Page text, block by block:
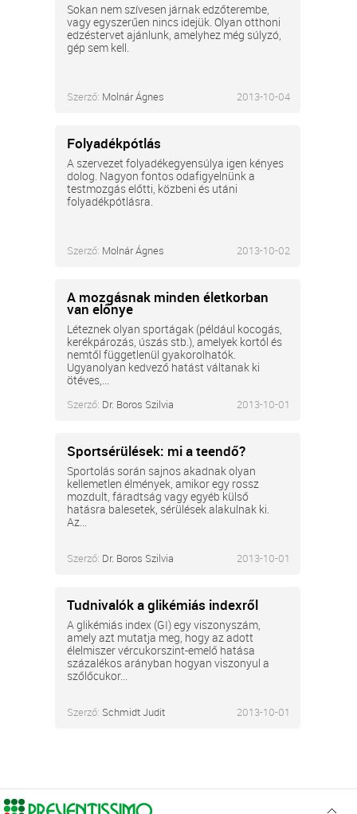
Sokan nem szívesen járnak edzőterembe,
vagy egyszerűen nincs idejük. Olyan otthoni
edzéstervet ajánlunk, amelyhez még súlyzó,
gép sem kell.
Szerző: Molnár Ágnes 2013-10-04
Folyadékpótlás
A szervezet folyadékegyensúlya igen kényes
dolog. Nagyon fontos odafigyelnünk a
testmozgás előtti, közbeni és utáni
folyadékpótlásra.
Szerző: Molnár Ágnes 2013-10-02
A mozgásnak minden életkorban
van előnye
Léteznek olyan sportágak (például kocogás,
kerékpározás, úszás stb.), amelyek kortól és
nemtől függetlenül gyakorolhatók.
Ugyanolyan kedvező hatást váltanak ki
ötéves,...
Szerző: Dr. Boros Szilvia 2013-10-01
Sportsérülések: mi a teendő?
Sportolás során sajnos akadnak olyan
kellemetlen élmények, amikor egy rossz
mozdult, fáradtság vagy egyéb külső
hatásra balesetek, sérülések alakulnak ki.
Az...
Szerző: Dr. Boros Szilvia 2013-10-01
Tudnivalók a glikémiás indexről
A glikémiás index (GI) egy viszonyszám,
amely azt mutatja meg, hogy az adott
élelmiszer vércukorszint-emelő hatása
százalékos arányban hogyan viszonyul a
szőlőcukor...
Szerző: Schmidt Judit 2013-10-01